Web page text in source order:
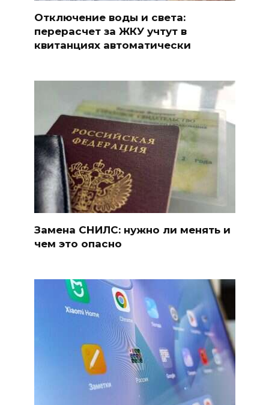
Отключение воды и света:
перерасчет за ЖКУ учтут в
квитанциях автоматически
Замена СНИЛС: нужно ли менять и
чем это опасно